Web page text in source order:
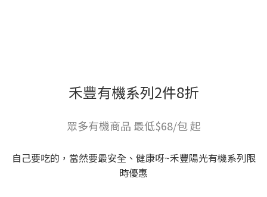
禾豐有機系列2件8折
眾多有機商品 最低$68/包 起
自己要吃的，當然要最安全、健康呀~禾豐陽光有機系列限
時優惠